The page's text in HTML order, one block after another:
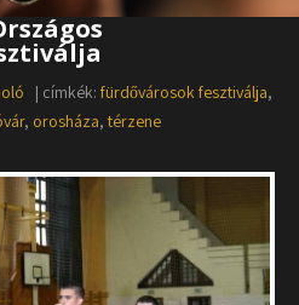
| címkék: fürdővárosok fesztiválja,
, orosháza, térzene